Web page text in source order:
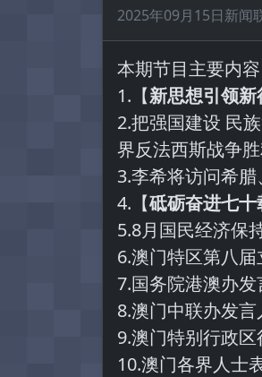
2025年09月15日新闻
本期节目主要内容
1.【新思想引领新
2.把强国建设 民
界反法西斯战争
3.李希将访问希腊
4.【砥砺奋进七
5.8月国民经济保
6.澳门特区第八
7.国务院港澳办
8.澳门中联办发
9.澳门特别行政
10.澳门各界人士